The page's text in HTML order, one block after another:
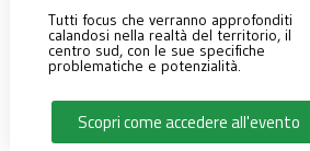
Tutti focus che verranno approfonditi
calandosi nella realtà del territorio, il
centro sud, con le sue specifiche
problematiche e potenzialità.
Scopri come accedere all'evento